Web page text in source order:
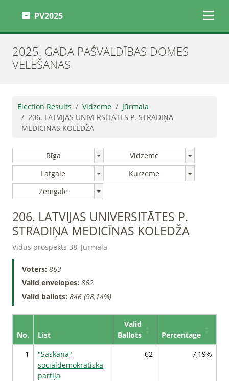
PV2025
2025. GADA PAŠVALDĪBAS DOMES
VĒLĒŠANAS
Election Results Vidzeme
Jūrmala
206. LATVIJAS UNIVERSITĀTES P. STRADIŅA
MEDICĪNAS KOLEDŽA
Rīga
Vidzeme
Latgale
Kurzeme
Zemgale
206. LATVIJAS UNIVERSITĀTES P.
STRADIŅA MEDICĪNAS KOLEDŽA
Vidus prospekts 38, Jūrmala
Voters: 863
Valid envelopes: 862
Valid ballots: 846 (98,14%)
No. List
Valid
Ballots
Percentage
1
"Saskaņa"
sociāldemokrātiskā
partija
62 7,19%